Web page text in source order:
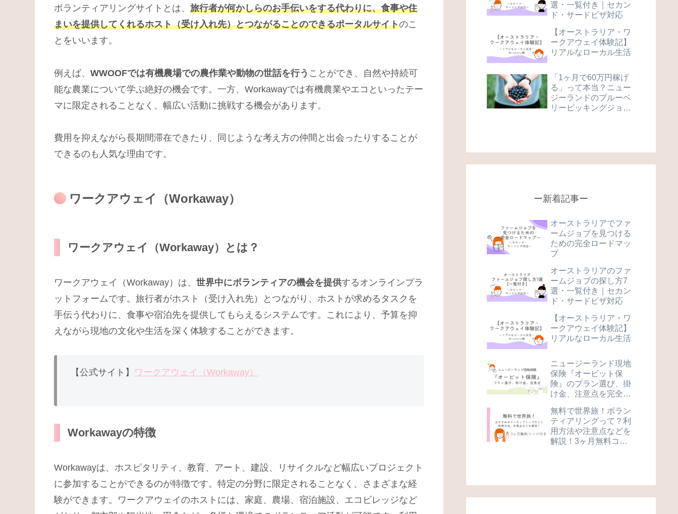
ボランティアリングサイトとは、 旅行者が何かしらのお手伝いをする代わりに、食事や住
まいを提供してくれるホスト（受け入れ先）とつながることのできるポータルサイトのこ
とをいいます。
例えば、 WWOOFでは有機農場での農作業や動物の世話を行う ことができ、自然や持続可
能な農業について学ぶ絶好の機会です。一方、Workawayでは有機農業やエコといったテー
マに限定されることなく、幅広い活動に挑戦する機会があります。
費用を抑えながら長期間滞在できたり、同じような考え方の仲間と出会ったりすることが
できるのも人気な理由です。
ワークアウェイ（Workaway）
ワークアウェイ（Workaway）とは？
ワークアウェイ（Workaway）は、 世界中にボランティアの機会を提供するオンラインプラ
ットフォームです。旅行者がホスト（受け入れ先）とつながり、ホストが求めるタスクを
手伝う代わりに、食事や宿泊先を提供してもらえるシステムです。これにより、予算を抑
えながら現地の文化や生活を深く体験することができます。
【公式サイト】 ワークアウェイ（Workaway）
Workawayの特徴
Workawayは、ホスピタリティ、教育、アート、建設、リサイクルなど幅広いプロジェクト
に参加することができるのが特徴です。特定の分野に限定されることなく、さまざまな経
験ができます。ワークアウェイのホストには、家庭、農場、宿泊施設、エコビレッジなど
選・一覧付き｜セカン
ド・サードビザ対応
【オーストラリア・ワ
ークアウェイ体験記】
リアルなローカル生活
「1ヶ月で60万円稼げ
る」って本当？ニュー
ジーランドのブルーベ
リーピッキングジョブ
ー新着記事ー
オーストラリアでファ
ームジョブを見つける
ための完全ロードマッ
プ
オーストラリアのファ
ームジョブの探し方7
選・一覧付き｜セカン
ド・サードビザ対応
【オーストラリア・ワ
ークアウェイ体験記】
リアルなローカル生活
ニュージーランド現地
保険『オービット保
険』のプラン選び、掛
け金、注意点を完全解
無料で世界旅！ボラン
ティアリングって？利
用方法や注意点などを
解説！3ヶ月無料コー